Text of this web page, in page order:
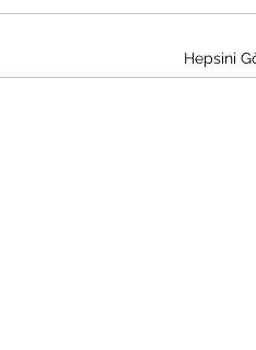
Hepsini